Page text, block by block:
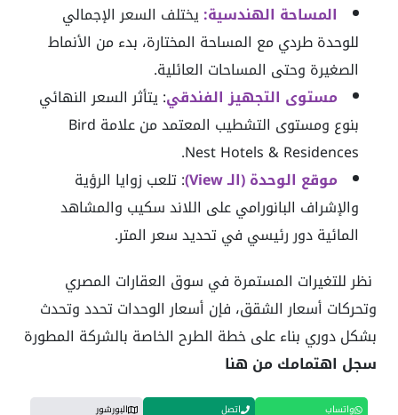
المساحة الهندسية:يختلف السعر الإجمالي
للوحدة طردي مع المساحة المختارة، بدء من الأنماط
الصغيرة وحتى المساحات العائلية.
مستوى التجهيز الفندقي: يتأثر السعر النهائي
بنوع ومستوى التشطيب المعتمد من علامة Bird
Nest Hotels & Residences.
موقع الوحدة (الـ View)
: تلعب زوايا الرؤية
والإشراف البانورامي على اللاند سكيب والمشاهد
المائية دور رئيسي في تحديد سعر المتر.
نظر للتغيرات المستمرة في سوق العقارات المصري
وتحركات أسعار الشقق، فإن أسعار الوحدات تحدد وتحدث
بشكل دوري بناء على خطة الطرح الخاصة بالشركة المطورة
سجل اهتمامك من هنا
واتساب اتصل البورشور